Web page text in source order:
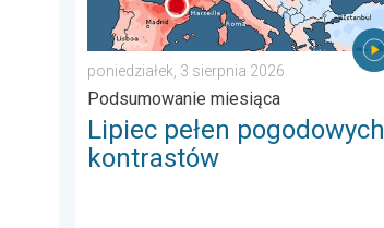
poniedziałek, 3 sierpnia 2026
Podsumowanie miesiąca
Lipiec pełen pogodowych
kontrastów